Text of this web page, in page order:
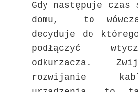
Gdy następuje czas
domu, to
decyduje do
podłączyć
odkurzacza.
rozwijanie